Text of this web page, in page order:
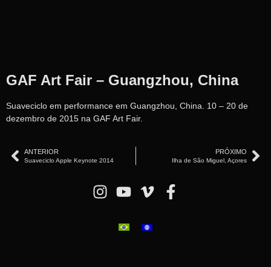
GAF Art Fair – Guangzhou, China
Suaveciclo em performance em Guangzhou, China. 10 – 20 de
dezembro de 2015 na GAF Art Fair.
ANTERIOR
Suaveciclo Apple Keynote 2014
PRÓXIMO
Ilha de São Miguel, Açores